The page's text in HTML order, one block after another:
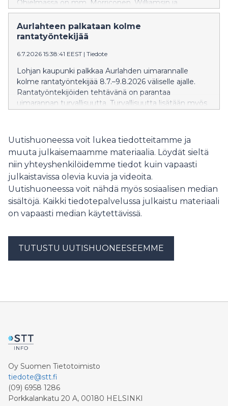
Ohjelmassa on mm. Morriconen, Williamsin ja
Zimmerin teoksia. Konsertin solistina hurmaa
multilahjakas Maria Ylipää luontevalla olemuksellaan
sekä ilmaisuvoimaisella ja herkällä äänellään. Niin
monipuolisten musiikkiprojektien koulima taiteilija
antaa jokaiseen esiintymiseensä oman, läsnä olevan ja
syvästi tunteisiin vetoavan sävynsä. Konsertin juontaa
tunnettu näyttelijä Krista Kosonen. Liput ennakkoon
myy NetTicket. Tule ajoissa paikalle, koska klo 17
esiintyy Cellomania Ilmaiskonsertissa! Katso koko
Aurlahteen palkataan kolme
rantatyöntekijää
6.7.2026 15:38:41 EEST | Tiedote
Lohjan kaupunki palkkaa Aurlahden uimarannalle
kolme rantatyöntekijää 8.7.–9.8.2026 väliselle ajalle.
Rantatyöntekijöiden tehtävänä on parantaa
uimarannan turvallisuutta. Turvallisuutta lisätään myös
Uutishuoneessa voit lukea tiedotteitamme ja
muuta julkaisemaamme materiaalia. Löydät sieltä
niin yhteyshenkilöidemme tiedot kuin vapaasti
julkaistavissa olevia kuvia ja videoita.
Uutishuoneessa voit nähdä myös sosiaalisen median
sisältöjä. Kaikki tiedotepalvelussa julkaistu materiaali
on vapaasti median käytettävissä.
TUTUSTU UUTISHUONEESEEMME
Oy Suomen Tietotoimisto
tiedote@stt.fi
(09) 6958 1286
Porkkalankatu 20 A, 00180 HELSINKI